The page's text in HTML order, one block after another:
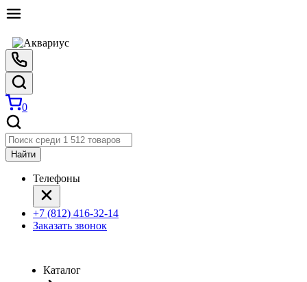
0
Найти
Телефоны
+7 (812) 416-32-14
Заказать звонок
Каталог